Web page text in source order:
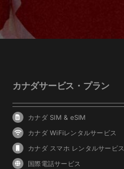
カナダサービス・プラン
カナダ SIM & eSIM
カナダ WiFiレンタルサービス
カナダ スマホ レンタルサービス
国際電話サービス